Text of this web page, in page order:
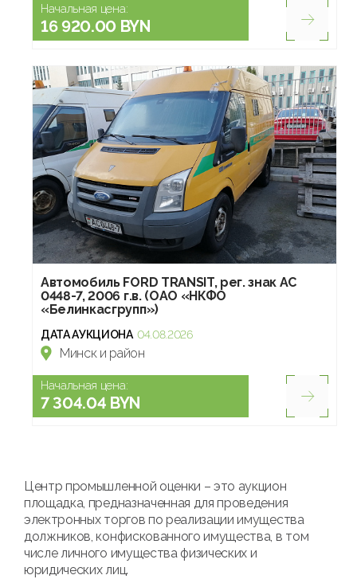
Начальная цена:
16 920.00 BYN
Автомобиль FORD TRANSIT, рег. знак АС
0448-7, 2006 г.в. (ОАО «НКФО
«Белинкасгрупп»)
ДАТА АУКЦИОНА 04.08.2026
Минск и район
Начальная цена:
7 304.04 BYN
Центр промышленной оценки – это аукцион
площадка, предназначенная для проведения
электронных торгов по реализации имущества
должников, конфискованного имущества, в том
числе личного имущества физических и
юридических лиц.